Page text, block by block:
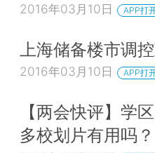
2016年03月10日 APP打
上海储备楼市调
2016年03月10日 APP打
【两会快评】学
多校划片有用吗？